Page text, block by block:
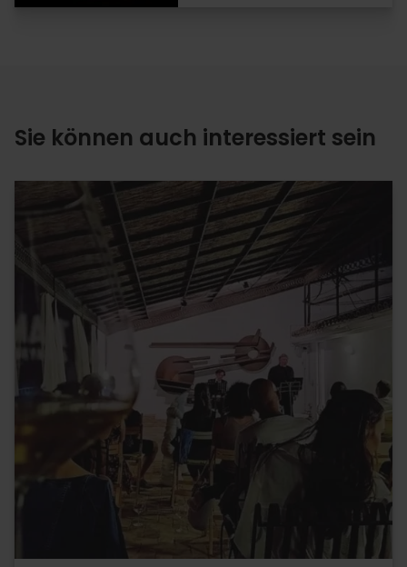
Sie können auch interessiert sein